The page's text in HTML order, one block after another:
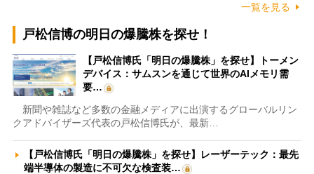
一覧を見る
戸松信博の明日の爆騰株を探せ！
【戸松信博氏「明日の爆騰株」を探せ】トーメン
デバイス：サムスンを通じて世界のAIメモリ需
要…
新聞や雑誌など多数の金融メディアに出演するグローバルリン
クアドバイザーズ代表の戸松信博氏が、最新…
【戸松信博氏「明日の爆騰株」を探せ】レーザーテック：最先
端半導体の製造に不可欠な検査装…